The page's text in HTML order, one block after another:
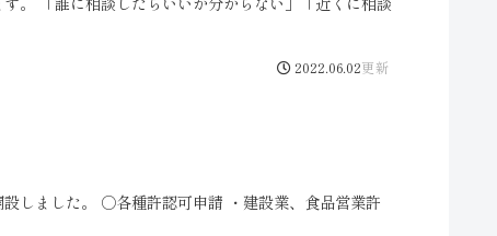
2022.06.02
しました。 ○各種許認可申請 ・建設業、食品営業許